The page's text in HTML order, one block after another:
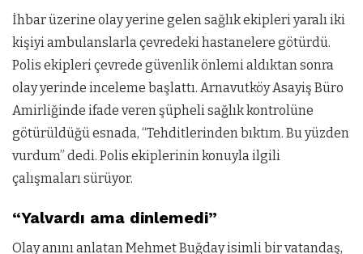
İhbar üzerine olay yerine gelen sağlık ekipleri yaralı iki
kişiyi ambulanslarla çevredeki hastanelere götürdü.
Polis ekipleri çevrede güvenlik önlemi aldıktan sonra
olay yerinde inceleme başlattı. Arnavutköy Asayiş Büro
Amirliğinde ifade veren şüpheli sağlık kontrolüne
götürüldüğü esnada, “Tehditlerinden bıktım. Bu yüzden
vurdum” dedi. Polis ekiplerinin konuyla ilgili
çalışmaları sürüyor.
“Yalvardı ama dinlemedi”
Olay anını anlatan Mehmet Buğday isimli bir vatandaş,